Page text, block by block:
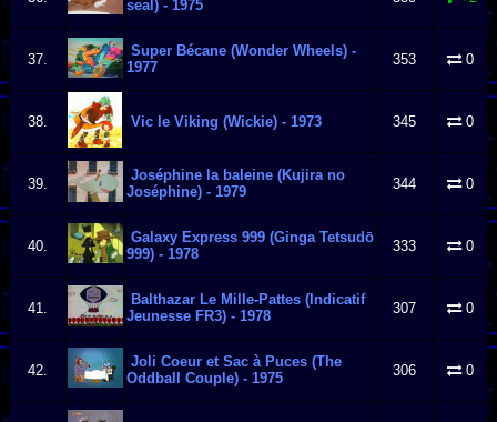
seal) - 1975
37.
Super Bécane (Wonder Wheels) -
1977
353 0
38. Vic le Viking (Wickie) - 1973 345 0
39.
Joséphine la baleine (Kujira no
Joséphine) - 1979
344 0
40.
Galaxy Express 999 (Ginga Tetsudō
999) - 1978
333 0
41.
Balthazar Le Mille-Pattes (Indicatif
Jeunesse FR3) - 1978
307 0
42.
Joli Coeur et Sac à Puces (The
Oddball Couple) - 1975
306 0